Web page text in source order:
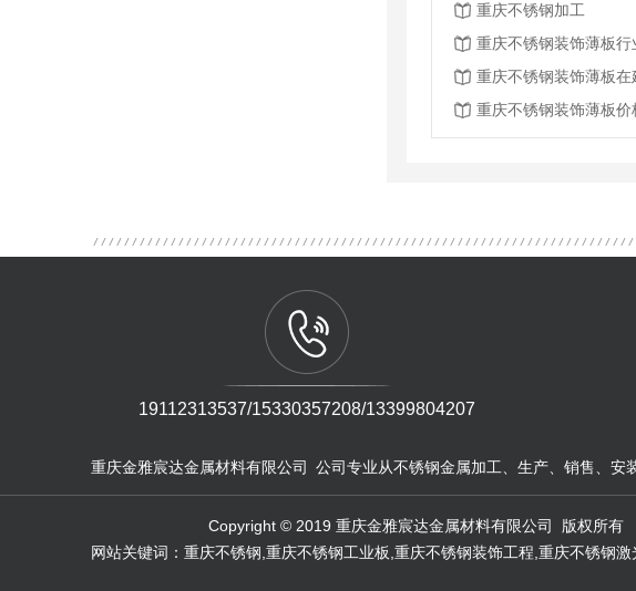
重庆不锈钢加工
重庆不锈钢装饰薄板
重庆不锈钢装饰薄板
重庆不锈钢装饰薄板
19112313537/15330357208/13399804207
重庆金雅宸达金属材料有限公司 公司专业从不锈钢金属加工、生产、销售、安
Copyright © 2019 重庆金雅宸达金属材料有限公司 版权
网站关键词：重庆不锈钢,重庆不锈钢工业板,重庆不锈钢装饰工程,重庆不锈钢